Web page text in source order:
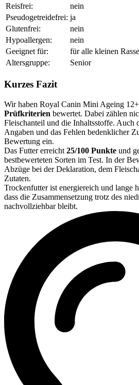
Reisfrei:
nein
Pseudogetreidefrei: ja
Glutenfrei:
nein
Hypoallergen:
nein
Geeignet für:
für alle kleinen
Altersgruppe:
Senior
Kurzes Fazit
Wir haben Royal Canin Mini Ageing
Prüfkriterien bewertet. Dabei zählen
Fleischanteil und die Inhaltsstoffe. Auch
Angaben und das Fehlen bedenklicher
Bewertung ein.
Das Futter erreicht 25/100 Punkte und
bestbewerteten Sorten im Test. In der
Abzüge bei der Deklaration, dem
Zutaten.
Trockenfutter ist energiereich und lange
dass die Zusammensetzung trotz des
nachvollziehbar bleibt.